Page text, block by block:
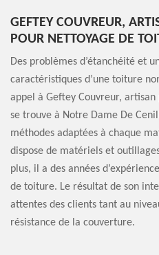
GEFTEY COUVREUR,
POUR NETTOYAGE DE
Des problèmes d’étanchéité et
caractéristiques d’une toiture
appel à Geftey Couvreur,
se trouve à Notre Dame De
méthodes adaptées à chaque
dispose de matériels et
plus, il a des années
de toiture. Le résultat de son
attentes des clients tant au
résistance de la couverture.